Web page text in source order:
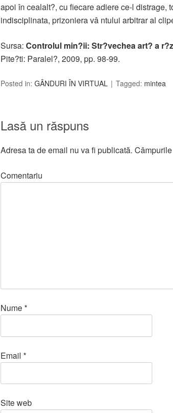
apoi în cealalt?, cu fiecare adiere ce-l distrage,
indisciplinata, prizoniera vâ ntului arbitrar al
Sursa: Controlul min?ii: Str?vechea art? a
Pite?ti: Paralel?, 2009, pp. 98-99.
Posted in: GÂNDURI ÎN VIRTUAL Tagged: mintea
Lasă un răspuns
Adresa ta de email nu va fi publicată.
Comentariu
Nume*
Email *
Site web